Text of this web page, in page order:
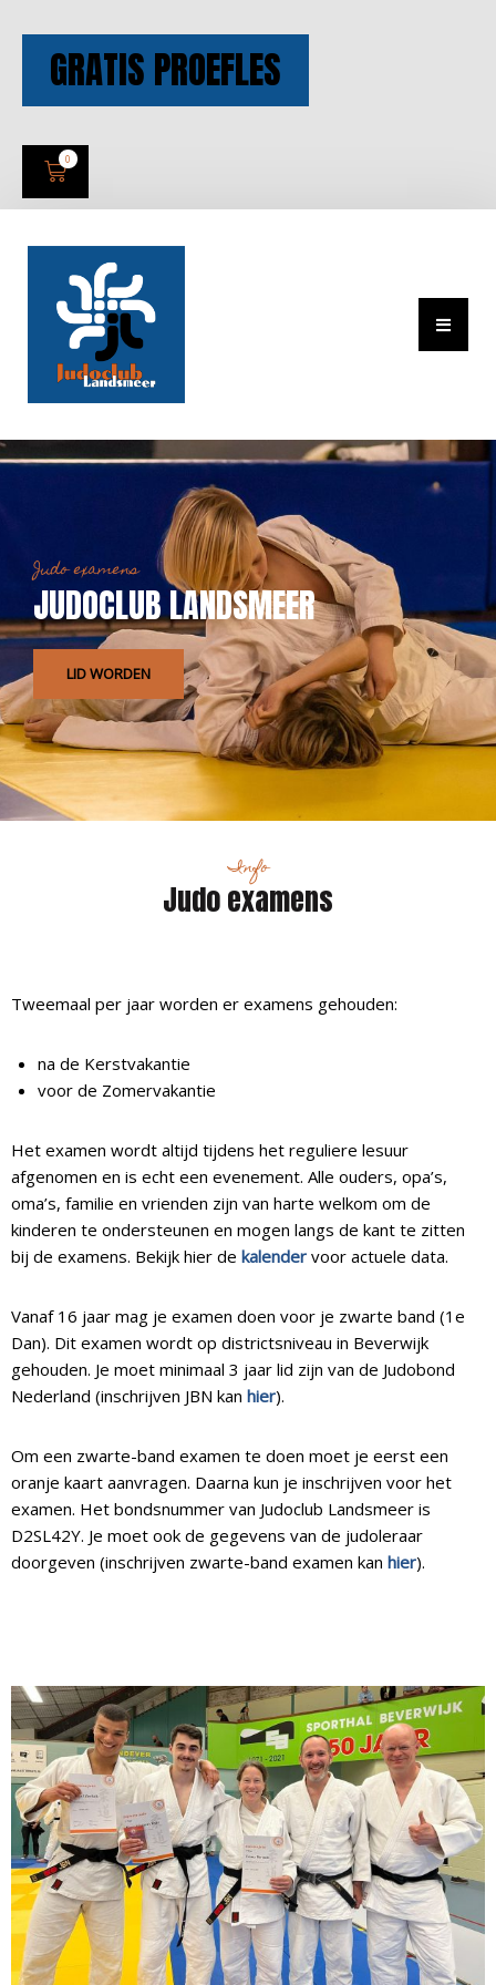
GRATIS PROEFLES
0
Judo examens
JUDOCLUB LANDSMEER
LID WORDEN
Info
Judo examens
Tweemaal per jaar worden er examens gehouden:
na de Kerstvakantie
voor de Zomervakantie
Het examen wordt altijd tijdens het reguliere lesuur
afgenomen en is echt een evenement. Alle ouders, opa’s,
oma’s, familie en vrienden zijn van harte welkom om de
kinderen te ondersteunen en mogen langs de kant te zitten
bij de examens. Bekijk hier de kalender voor actuele data.
Vanaf 16 jaar mag je examen doen voor je zwarte band (1e
Dan). Dit examen wordt op districtsniveau in Beverwijk
gehouden. Je moet minimaal 3 jaar lid zijn van de Judobond
Nederland (inschrijven JBN kan hier).
Om een zwarte-band examen te doen moet je eerst een
oranje kaart aanvragen. Daarna kun je inschrijven voor het
examen. Het bondsnummer van Judoclub Landsmeer is
D2SL42Y. Je moet ook de gegevens van de judoleraar
doorgeven (inschrijven zwarte-band examen kan hier).